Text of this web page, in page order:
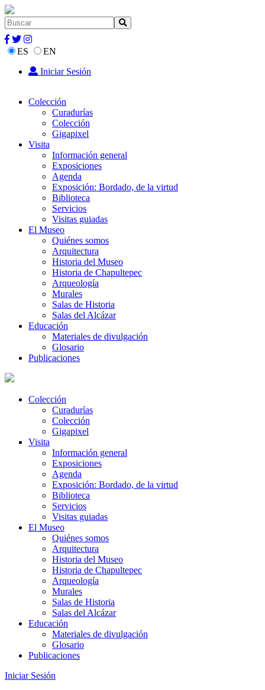
ES
EN
Iniciar Sesión
Colección
Curadurías
Colección
Gigapixel
Visita
Información general
Exposiciones
Agenda
Exposición: Bordado, de la virtud
Biblioteca
Servicios
Visitas guiadas
El Museo
Quiénes somos
Arquitectura
Historia del Museo
Historia de Chapultepec
Arqueología
Murales
Salas de Historia
Salas del Alcázar
Educación
Materiales de divulgación
Glosario
Publicaciones
Colección
Curadurías
Colección
Gigapixel
Visita
Información general
Exposiciones
Agenda
Exposición: Bordado, de la virtud
Biblioteca
Servicios
Visitas guiadas
El Museo
Quiénes somos
Arquitectura
Historia del Museo
Historia de Chapultepec
Arqueología
Murales
Salas de Historia
Salas del Alcázar
Educación
Materiales de divulgación
Glosario
Publicaciones
Iniciar Sesión